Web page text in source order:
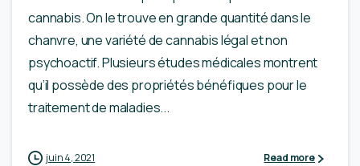
cannabis. On le trouve en grande quantité dans le
chanvre, une variété de cannabis légal et non
psychoactif. Plusieurs études médicales montrent
qu’il possède des propriétés bénéfiques pour le
traitement de maladies...
juin 4, 2021 Read more